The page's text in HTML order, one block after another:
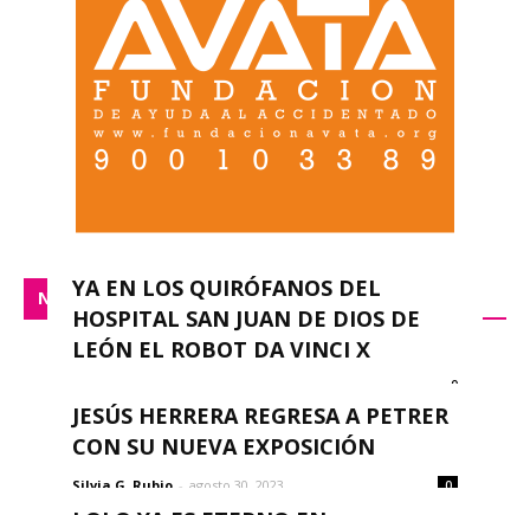
NACIONAL
YA EN LOS QUIRÓFANOS DEL
HOSPITAL SAN JUAN DE DIOS DE
LEÓN EL ROBOT DA VINCI X
0
JESÚS HERRERA REGRESA A PETRER
CON SU NUEVA EXPOSICIÓN
Silvia G. Rubio - agosto 30, 2023 0